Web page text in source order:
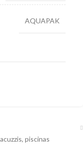
AQUAPAK
piscinas